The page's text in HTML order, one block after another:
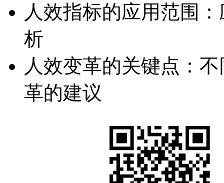
人效指标的应用范围
析
人效变革的关键点：
革的建议